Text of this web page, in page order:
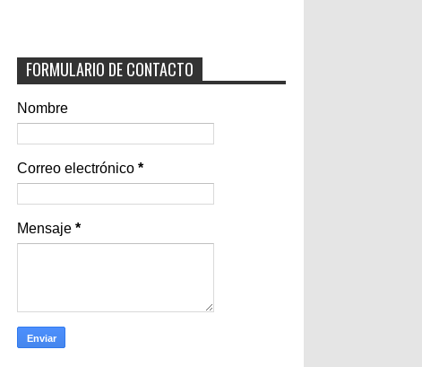
FORMULARIO DE CONTACTO
Nombre
Correo electrónico *
Mensaje *